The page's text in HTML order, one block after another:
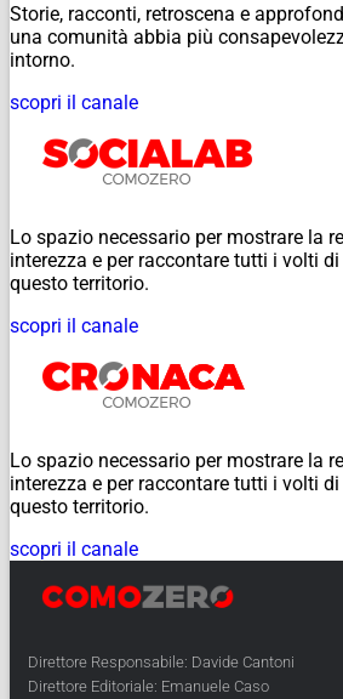
Storie, racconti, retroscena e
una comunità abbia più
intorno.
scopri il canale
Lo spazio necessario per mostrare la
interezza e per raccontare tutti i volti
questo territorio.
scopri il canale
Lo spazio necessario per mostrare la
interezza e per raccontare tutti i volti
questo territorio.
scopri il canale
Direttore Responsabile: Davide Cantoni
Direttore Editoriale: Emanuele Caso